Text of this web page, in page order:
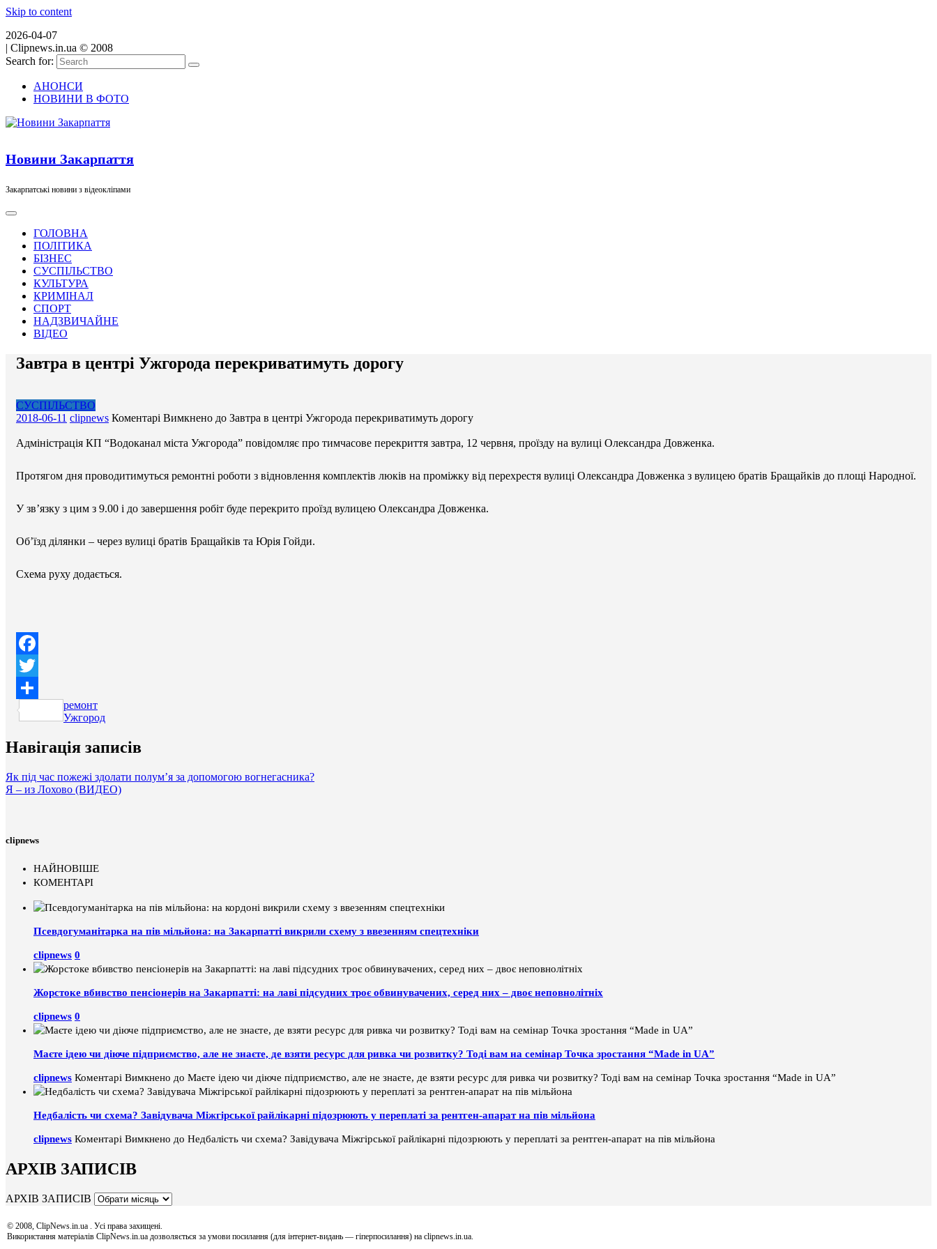
Skip to content
2026-04-07
| Clipnews.in.ua © 2008
Search for:
АНОНСИ
НОВИНИ В ФОТО
Новини Закарпаття
Закарпатські новини з відеокліпами
ГОЛОВНА
ПОЛІТИКА
БІЗНЕС
СУСПІЛЬСТВО
КУЛЬТУРА
КРИМІНАЛ
СПОРТ
НАДЗВИЧАЙНЕ
ВІДЕО
Завтра в центрі Ужгорода перекриватимуть дорогу
СУСПІЛЬСТВО
2018-06-11 clipnews Коментарі Вимкнено до Завтра в центрі Ужгорода перекриватимуть дорогу
Адміністрація КП “Водоканал міста Ужгорода” повідомляє про тимчасове перекриття завтра, 12 червня, проїзду на вулиці Олександра Довженка.
Протягом дня проводитимуться ремонтні роботи з відновлення комплектів люків на проміжку від перехрестя вулиці Олександра Довженка з вулицею братів Бращайків до площі Народної.
У зв’язку з цим з 9.00 і до завершення робіт буде перекрито проїзд вулицею Олександра Довженка.
Об’їзд ділянки – через вулиці братів Бращайків та Юрія Гойди.
Схема руху додається.
Facebook
Twitter
Поділитися
ремонт
Ужгород
Навігація записів
Як під час пожежі здолати полум’я за допомогою вогнегасника?
Я – из Лохово (ВИДЕО)
clipnews
НАЙНОВІШЕ
КОМЕНТАРІ
Псевдогуманітарка на пів мільйона: на Закарпатті викрили схему з ввезенням спецтехніки
clipnews 0
Жорстоке вбивство пенсіонерів на Закарпатті: на лаві підсудних троє обвинувачених, серед них – двоє неповнолітніх
clipnews 0
Маєте ідею чи діюче підприємство, але не знаєте, де взяти ресурс для ривка чи розвитку? Тоді вам на семінар Точка зростання “Made in UA”
clipnews Коментарі Вимкнено до Маєте ідею чи діюче підприємство, але не знаєте, де взяти ресурс для ривка чи розвитку? Тоді вам на семінар Точка зростання “Made in UA”
Недбалість чи схема? Завідувача Міжгірської райлікарні підозрюють у переплаті за рентген-апарат на пів мільйона
clipnews Коментарі Вимкнено до Недбалість чи схема? Завідувача Міжгірської райлікарні підозрюють у переплаті за рентген-апарат на пів мільйона
АРХІВ ЗАПИСІВ
АРХІВ ЗАПИСІВ
© 2008, ClipNews.in.ua . Усі права захищені.
Використання матеріалів ClipNews.in.ua дозволяється за умови посилання (для інтернет-видань — гіперпосилання) на clipnews.in.ua.